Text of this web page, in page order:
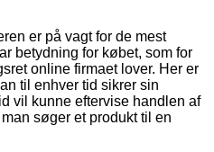
er på vagt for de mest
betydning for købet, som for
online firmaet lover. Her er
til enhver tid sikrer sin
vil kunne eftervise handlen af
søger et produkt til en